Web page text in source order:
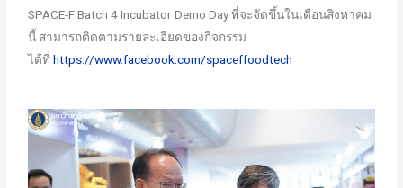
SPACE-F Batch 4 Incubator Demo Day ที่จะจัดขึ้นในเดือนสิงหาคม
นี้ สามารถติดตามรายละเอียดของกิจกรรม
ได้ที่https://www.facebook.com/spaceffoodtech